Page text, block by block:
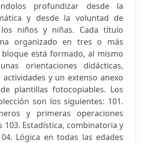
profundizar desde la
y desde la voluntad de
niños y niñas. Cada título
organizado en tres o más
bloque está formado, al mismo
orientaciones didácticas,
y un extenso anexo
plantillas fotocopiables. Los
son los siguientes: 101.
y primeras operaciones
103. Estadística, combinatoria y
Lógica en todas las edades